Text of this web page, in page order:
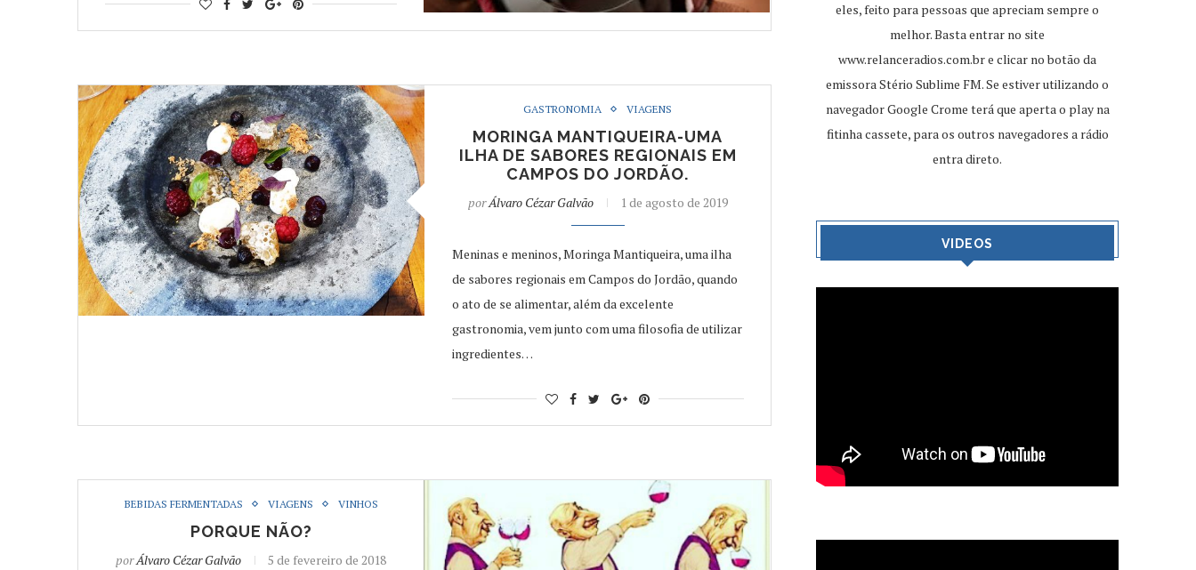
GASTRONOMIA VIAGENS
MORINGA MANTIQUEIRA-UMA
ILHA DE SABORES REGIONAIS EM
CAMPOS DO JORDÃO.
porÁlvaro Cézar Galvão 1 de agosto de 2019
Meninas e meninos, Moringa Mantiqueira, uma ilha
de sabores regionais em Campos do Jordão, quando
o ato de se alimentar, além da excelente
gastronomia, vem junto com uma filosofia de utilizar
ingredientes…
BEBIDAS FERMENTADAS VIAGENS VINHOS
PORQUE NÃO?
porÁlvaro Cézar Galvão 5 de fevereiro de 2018
eles, feito para pessoas que apreciam sempre o
melhor. Basta entrar no site
www.relanceradios.com.bre clicar no botão da
emissora Stério Sublime FM. Se estiver utilizando o
navegador Google Crome terá que aperta o play na
fitinha cassete, para os outros navegadores a rádio
entra direto.
VIDEOS